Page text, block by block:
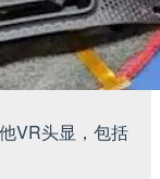
VR头显，包括